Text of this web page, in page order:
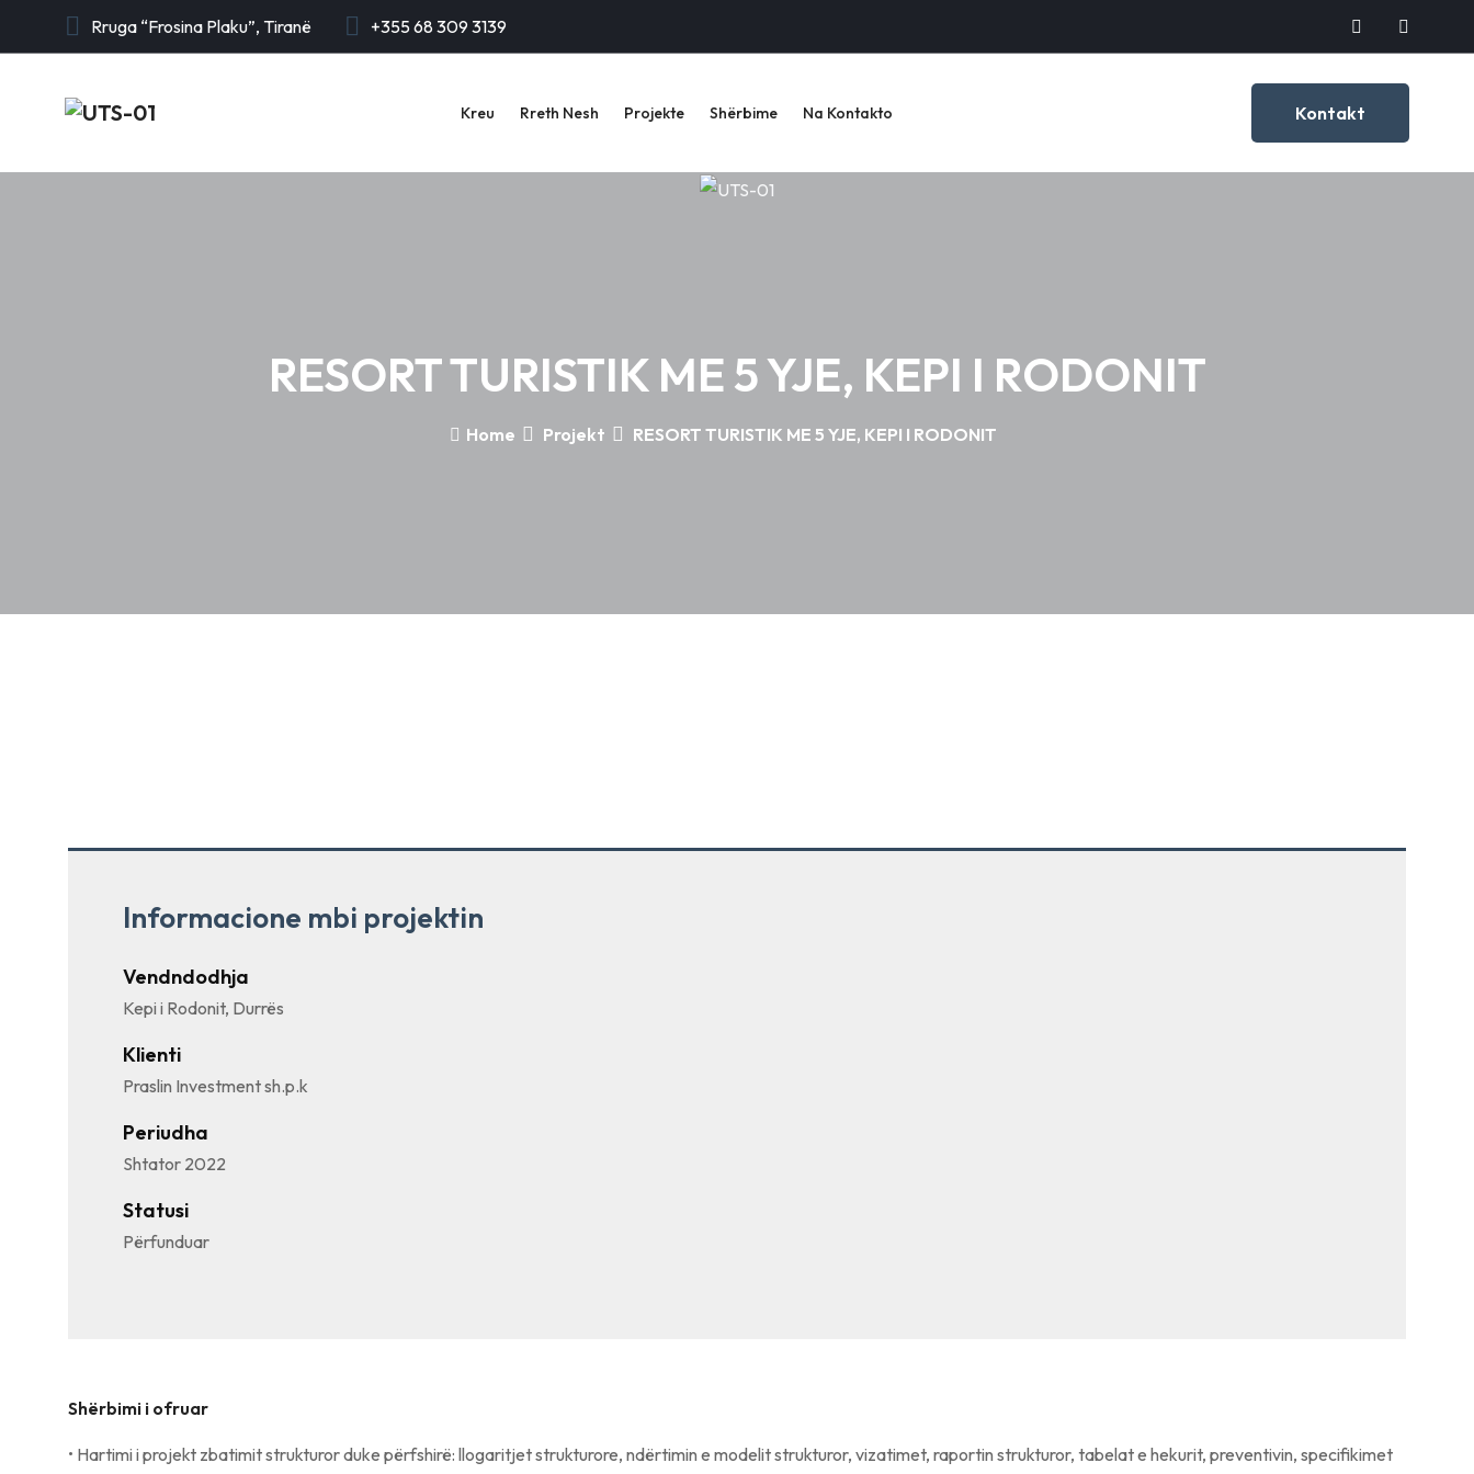
Rruga “Frosina Plaku”, Tiranë +355 68 309 3139
Kreu Rreth Nesh Projekte Shërbime Na Kontakto Kontakt
RESORT TURISTIK ME 5 YJE, KEPI I RODONIT
Home Projekt RESORT TURISTIK ME 5 YJE, KEPI I RODONIT
Informacione mbi projektin
Vendndodhja
Kepi i Rodonit, Durrës
Klienti
Praslin Investment sh.p.k
Periudha
Shtator 2022
Statusi
Përfunduar
Shërbimi i ofruar
• Hartimi i projekt zbatimit strukturor duke përfshirë: llogaritjet strukturore, ndërtimin e modelit strukturor, vizatimet, raportin strukturor, tabelat e hekurit, preventivin, specifikimet